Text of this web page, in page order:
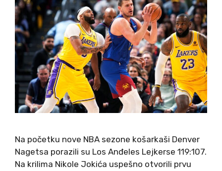
Na početku nove NBA sezone košarkaši Denver
Nagetsa porazili su Los Anđeles Lejkerse 119:107.
Na krilima Nikole Jokića uspešno otvorili prvu